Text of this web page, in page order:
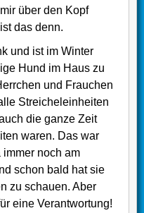
über den Kopf
das denn.
und ist im Winter
Hund im Haus zu
und Frauchen
Streicheleinheiten
die ganze Zeit
waren. Das war
noch am
schon bald hat sie
zu schauen. Aber
eine Verantwortung!